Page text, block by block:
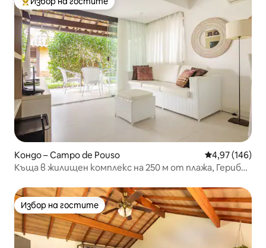
Най-популярен избор на гостите
Кондо – Campo de Pouso Средна
4,97 (146)
Къща в жилищен комплекс на 250 м от плажа, Гериба/
Избор на гостите
Избор на гостите